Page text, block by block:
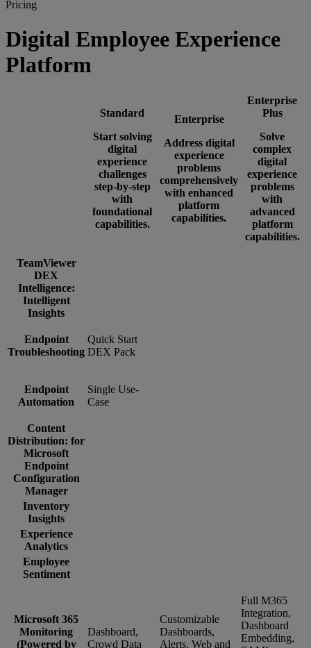
Pricing
Digital Employee Experience
Platform
Standard
Start solving
digital
experience
challenges
step-by-step
with
foundational
capabilities.
Enterprise
Address digital
experience
problems
comprehensively
with enhanced
platform
capabilities.
Enterprise
Plus
Solve
complex
digital
experience
problems
with
advanced
platform
capabilities.
TeamViewer
DEX
Intelligence:
Intelligent
Insights
Endpoint
Troubleshooting
Quick Start
DEX Pack
Endpoint
Automation
Single Use-
Case
Content
Distribution: for
Microsoft
Endpoint
Configuration
Manager
Inventory
Insights
Experience
Analytics
Employee
Sentiment
Microsoft 365
Monitoring
(Powered by
Dashboard,
Crowd Data
Customizable
Dashboards,
Alerts, Web and
Full M365
Integration,
Dashboard
Embedding,